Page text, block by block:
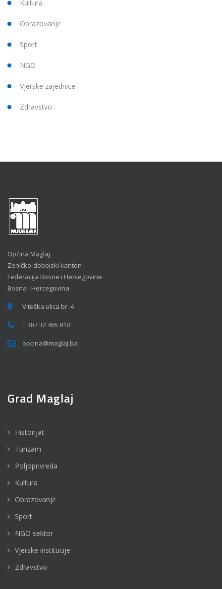
Kultura
Obrazovanje
Sport
NGO
Vjerske zajednice
Zdravstvo
Općina Maglaj
Zeničko-dobojski kanton
Federacija Bosne i Hercegovine
Bosna i Hercegovina
Viteška ulica br. 4
+ 387 32 465 810
opcina@maglaj.ba
Grad Maglaj
Historijat
Turizam
Poljoprivreda
Kultura
Obrazovanje
Sport
NGO sektor
Vjerske institucije
Zdravstvo